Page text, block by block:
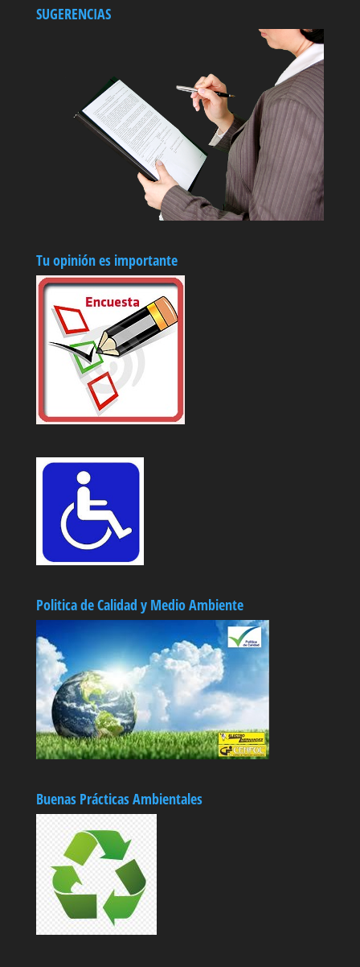
SUGERENCIAS
Tu opinión es importante
Politica de Calidad y Medio Ambiente
Buenas Prácticas Ambientales